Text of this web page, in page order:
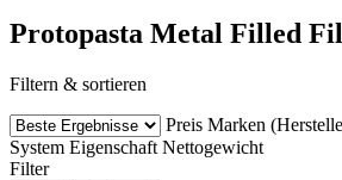
Protopasta Metal Filled
Filtern & sortieren
Preis Marken
System Eigenschaft Nettogewicht
Filter